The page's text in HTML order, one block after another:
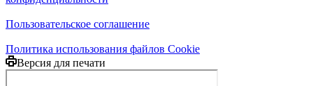
Пользовательское соглашение
Политика использования файлов Cookie
Версия для печати